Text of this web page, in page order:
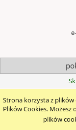
Strona korzysta z plików
Plików Cookies.
plików